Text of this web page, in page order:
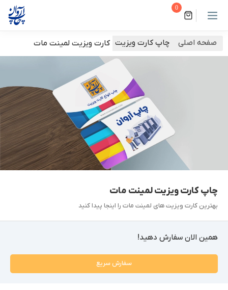
0
صفحه اصلی چاپ کارت ویزیت کارت ویزیت لمینت مات
چاپ کارت ویزیت لمینت مات
بهترین کارت ویزیت های لمینت مات را اینجا پیدا کنید
همین الان سفارش دهید!
سفارش سریع